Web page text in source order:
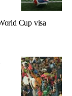
Cup visa